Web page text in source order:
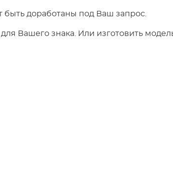
доработаны под Ваш запрос.
Вашего знака. Или изготовить